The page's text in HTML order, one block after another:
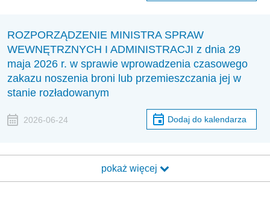
ROZPORZĄDZENIE MINISTRA SPRAW
WEWNĘTRZNYCH I ADMINISTRACJI z dnia 29
maja 2026 r. w sprawie wprowadzenia czasowego
zakazu noszenia broni lub przemieszczania jej w
stanie rozładowanym
2026-06-24 Dodaj do kalendarza
pokaż więcej